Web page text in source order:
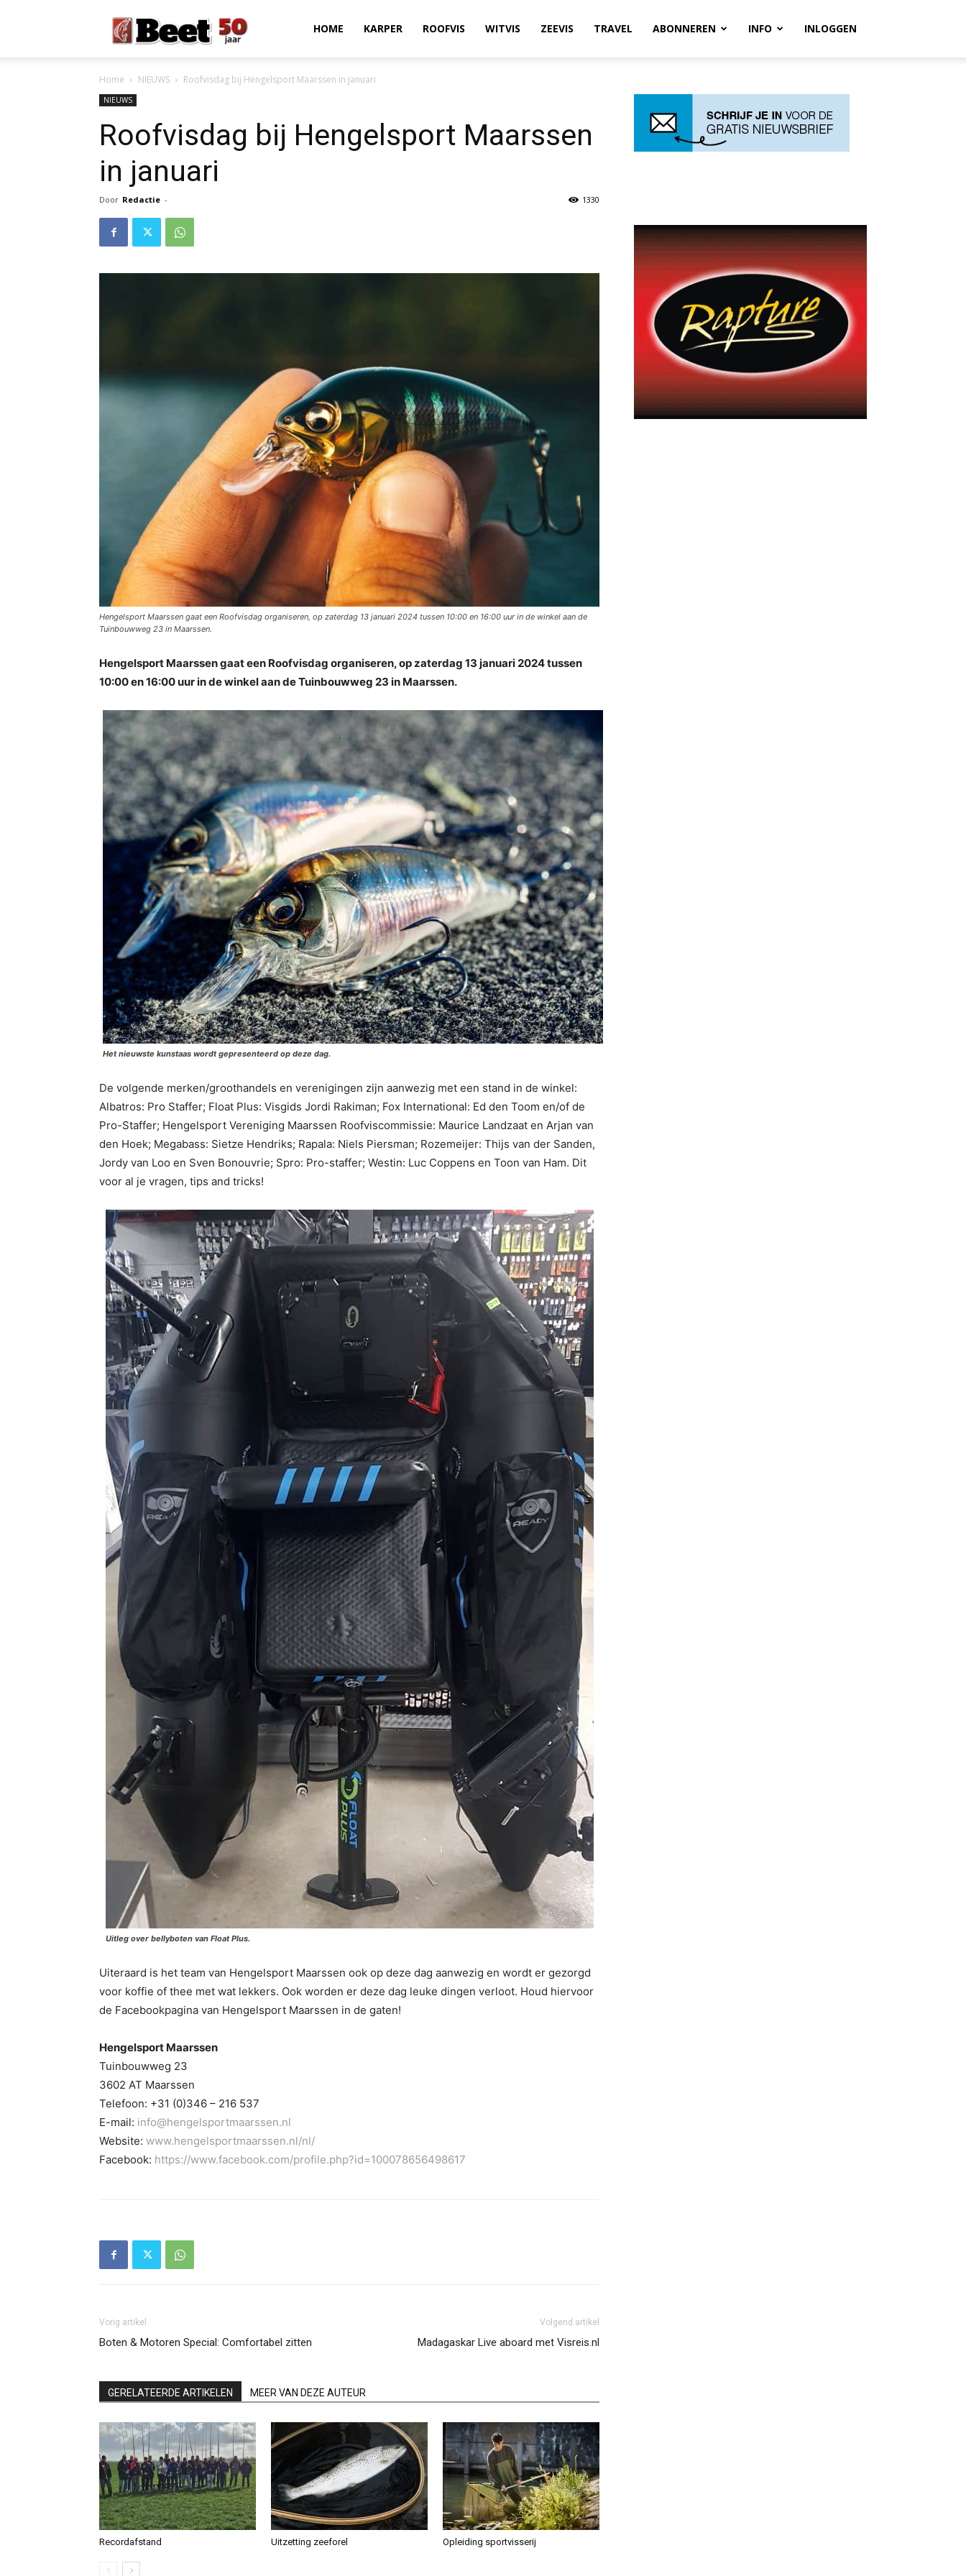
Magazine
HOME KARPER ROOFVIS WITVIS ZEEVIS TRAVEL ABONNEREN INFO INLOGGEN
Home NIEUWS Roofvisdag bij Hengelsport Maarssen in januari
NIEUWS
Roofvisdag bij Hengelsport Maarssen
in januari
Door Redactie - 1330
Hengelsport Maarssen gaat een Roofvisdag organiseren, op zaterdag 13 januari 2024 tussen 10:00 en 16:00 uur in de winkel aan de
Tuinbouwweg 23 in Maarssen.
Hengelsport Maarssen gaat een Roofvisdag organiseren, op zaterdag 13 januari 2024 tussen
10:00 en 16:00 uur in de winkel aan de Tuinbouwweg 23 in Maarssen.
Het nieuwste kunstaas wordt gepresenteerd op deze dag.
De volgende merken/groothandels en verenigingen zijn aanwezig met een stand in de winkel:
Albatros: Pro Staffer; Float Plus: Visgids Jordi Rakiman; Fox International: Ed den Toom en/of de
Pro-Staffer; Hengelsport Vereniging Maarssen Roofviscommissie: Maurice Landzaat en Arjan van
den Hoek; Megabass: Sietze Hendriks; Rapala: Niels Piersman; Rozemeijer: Thijs van der Sanden,
Jordy van Loo en Sven Bonouvrie; Spro: Pro-staffer; Westin: Luc Coppens en Toon van Ham. Dit
voor al je vragen, tips and tricks!
Uitleg over bellyboten van Float Plus.
Uiteraard is het team van Hengelsport Maarssen ook op deze dag aanwezig en wordt er gezorgd
voor koffie of thee met wat lekkers. Ook worden er deze dag leuke dingen verloot. Houd hiervoor
de Facebookpagina van Hengelsport Maarssen in de gaten!
Hengelsport Maarssen
Tuinbouwweg 23
3602 AT Maarssen
Telefoon: +31 (0)346 – 216 537
E-mail: info@hengelsportmaarssen.nl
Website: www.hengelsportmaarssen.nl/nl/
Facebook: https://www.facebook.com/profile.php?id=100078656498617
Vorig artikel
Boten & Motoren Special: Comfortabel zitten
Volgend artikel
Madagaskar Live aboard met Visreis.nl
GERELATEERDE ARTIKELEN MEER VAN DEZE AUTEUR
Recordafstand Uitzetting zeeforel Opleiding sportvisserij